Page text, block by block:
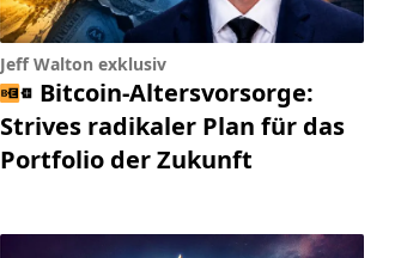
Jeff Walton exklusiv
Bitcoin-Altersvorsorge:
Strives radikaler Plan für das
Portfolio der Zukunft